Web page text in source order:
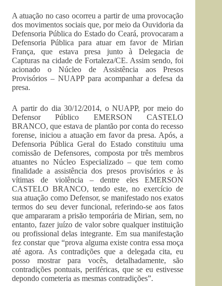
A atuação no caso ocorreu a partir de uma provocação
dos movimentos sociais que, por meio da Ouvidoria da
Defensoria Pública do Estado do Ceará, provocaram a
Defensoria Pública para atuar em favor de Mirian
França, que estava presa junto à Delegacia de
Capturas na cidade de Fortaleza/CE. Assim sendo, foi
acionado o Núcleo de Assistência aos Presos
Provisórios – NUAPP para acompanhar a defesa da
presa.
A partir do dia 30/12/2014, o NUAPP, por meio do
Defensor Público EMERSON CASTELO
BRANCO, que estava de plantão por conta do recesso
forense, iniciou a atuação em favor da presa. Após, a
Defensoria Pública Geral do Estado constituiu uma
comissão de Defensores, composta por três membros
atuantes no Núcleo Especializado – que tem como
finalidade a assistência dos presos provisórios e às
vítimas de violência – dentre eles EMERSON
CASTELO BRANCO, tendo este, no exercício de
sua atuação como Defensor, se manifestado nos exatos
termos do seu dever funcional, referindo-se aos fatos
que ampararam a prisão temporária de Mirian, sem, no
entanto, fazer juízo de valor sobre qualquer instituição
ou profissional delas integrante. Em sua manifestação
fez constar que “prova alguma existe contra essa moça
até agora. As contradições que a delegada cita, eu
posso mostrar para vocês, detalhadamente, são
contradições pontuais, periféricas, que se eu estivesse
depondo cometeria as mesmas contradições”.